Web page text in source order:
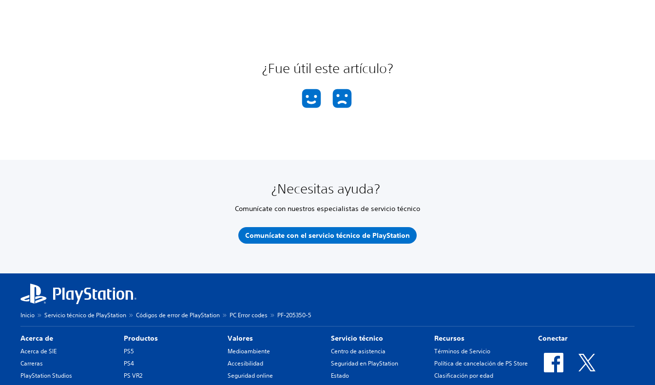
¿Fue útil este artículo?
¿Necesitas ayuda?
Comunícate con nuestros especialistas de servicio técnico
Comunícate con el servicio técnico de PlayStation
Inicio Servicio técnico de PlayStation Códigos de error de PlayStation PC Error codes PF-205350-5
Acerca de
Acerca de SIE
Carreras
PlayStation Studios
Productos
PS5
PS4
PS VR2
Valores
Medioambiente
Accesibilidad
Seguridad online
Servicio técnico
Centro de asistencia
Seguridad en PlayStation
Estado
Recursos
Términos de Servicio
Política de cancelación de PS Store
Clasificación por edad
Conectar